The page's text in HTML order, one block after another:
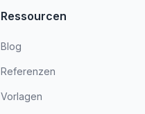
Ressourcen
Blog
Referenzen
Vorlagen